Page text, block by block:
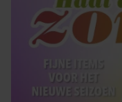
gebruiken.